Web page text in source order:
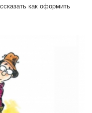
как оформить